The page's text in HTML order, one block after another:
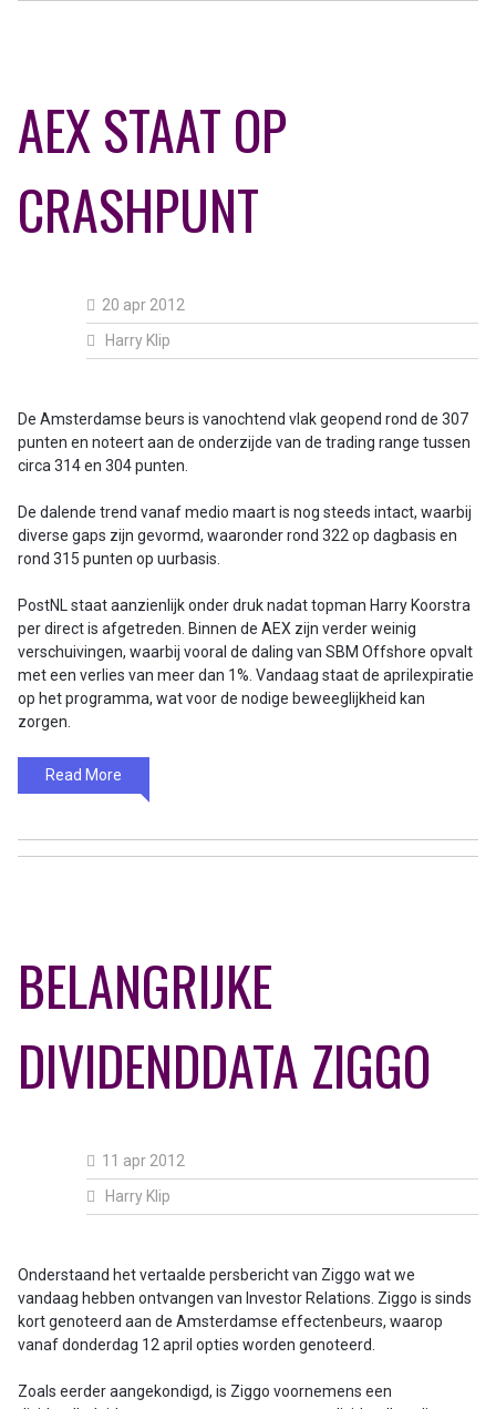
AEX STAAT OP
CRASHPUNT
20 apr 2012
Harry Klip
De Amsterdamse beurs is vanochtend vlak geopend rond de 307
punten en noteert aan de onderzijde van de trading range tussen
circa 314 en 304 punten.
De dalende trend vanaf medio maart is nog steeds intact, waarbij
diverse gaps zijn gevormd, waaronder rond 322 op dagbasis en
rond 315 punten op uurbasis.
PostNL staat aanzienlijk onder druk nadat topman Harry Koorstra
per direct is afgetreden. Binnen de AEX zijn verder weinig
verschuivingen, waarbij vooral de daling van SBM Offshore opvalt
met een verlies van meer dan 1%. Vandaag staat de aprilexpiratie
op het programma, wat voor de nodige beweeglijkheid kan
zorgen.
Read More
BELANGRIJKE
DIVIDENDDATA ZIGGO
11 apr 2012
Harry Klip
Onderstaand het vertaalde persbericht van Ziggo wat we
vandaag hebben ontvangen van Investor Relations. Ziggo is sinds
kort genoteerd aan de Amsterdamse effectenbeurs, waarop
vanaf donderdag 12 april opties worden genoteerd.
Zoals eerder aangekondigd, is Ziggo voornemens een